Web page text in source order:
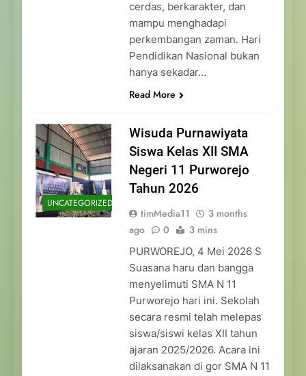
cerdas, berkarakter, dan
mampu menghadapi
perkembangan zaman. Hari
Pendidikan Nasional bukan
hanya sekadar…
Read More
UNCATEGORIZED
Wisuda Purnawiyata
Siswa Kelas XII SMA
Negeri 11 Purworejo
Tahun 2026
timMedia11
3 months
ago
0 3 mins
PURWOREJO, 4 Mei 2026 S
Suasana haru dan bangga
menyelimuti SMA N 11
Purworejo hari ini. Sekolah
secara resmi telah melepas
siswa/siswi kelas XII tahun
ajaran 2025/2026. Acara ini
dilaksanakan di gor SMA N 11